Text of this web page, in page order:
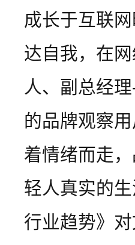
成长于互联
达自我，在
人、副总经
的品牌观察
着情绪而走
轻人真实的
行业趋势》